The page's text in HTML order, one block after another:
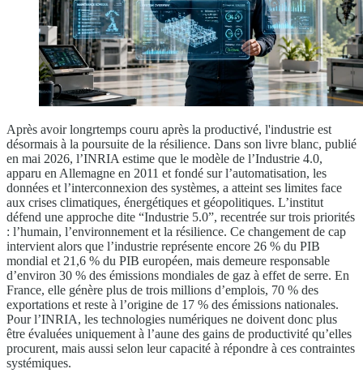
Après avoir longrtemps couru après la productivé, l'industrie est
désormais à la poursuite de la résilience. Dans son livre blanc, publié
en mai 2026, l’INRIA estime que le modèle de l’Industrie 4.0,
apparu en Allemagne en 2011 et fondé sur l’automatisation, les
données et l’interconnexion des systèmes, a atteint ses limites face
aux crises climatiques, énergétiques et géopolitiques. L’institut
défend une approche dite “Industrie 5.0”, recentrée sur trois priorités
: l’humain, l’environnement et la résilience. Ce changement de cap
intervient alors que l’industrie représente encore 26 % du PIB
mondial et 21,6 % du PIB européen, mais demeure responsable
d’environ 30 % des émissions mondiales de gaz à effet de serre. En
France, elle génère plus de trois millions d’emplois, 70 % des
exportations et reste à l’origine de 17 % des émissions nationales.
Pour l’INRIA, les technologies numériques ne doivent donc plus
être évaluées uniquement à l’aune des gains de productivité qu’elles
procurent, mais aussi selon leur capacité à répondre à ces contraintes
systémiques.